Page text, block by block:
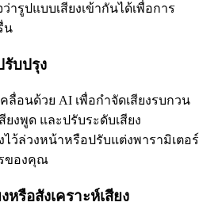
ารูปแบบเสียงเข้ากันได้เพื่อการ
น
บปรุง
ลื่อนด้วย AI เพื่อกำจัดเสียงรบกวน
งพูด และปรับระดับเสียง
ไว้ล่วงหน้าหรือปรับแต่งพารามิเตอร์
ของคุณ
รือสังเคราะห์เสียง